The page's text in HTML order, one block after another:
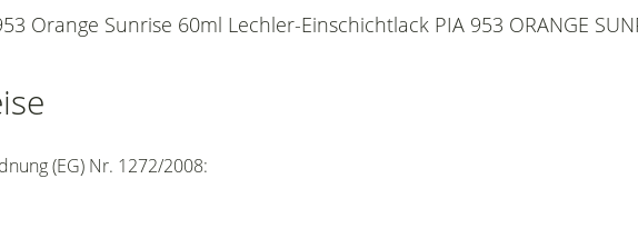
Orange Sunrise 60ml Lechler-Einschichtlack PIA 953 ORANGE
(EG) Nr. 1272/2008: